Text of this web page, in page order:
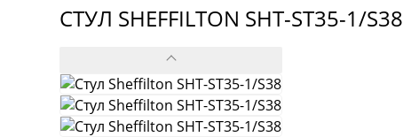
СТУЛ SHEFFILTON SHT-ST35-1/S38